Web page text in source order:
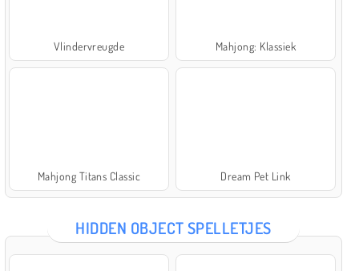
Vlindervreugde Mahjong: Klassiek
Mahjong Titans Classic Dream Pet Link
HIDDEN OBJECT SPELLETJES